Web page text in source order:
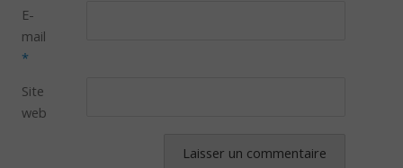
E-
mail
*
Site
web